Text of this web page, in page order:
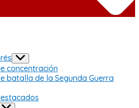
Show
sub
menu
concentración
batalla de la Segunda Guerra